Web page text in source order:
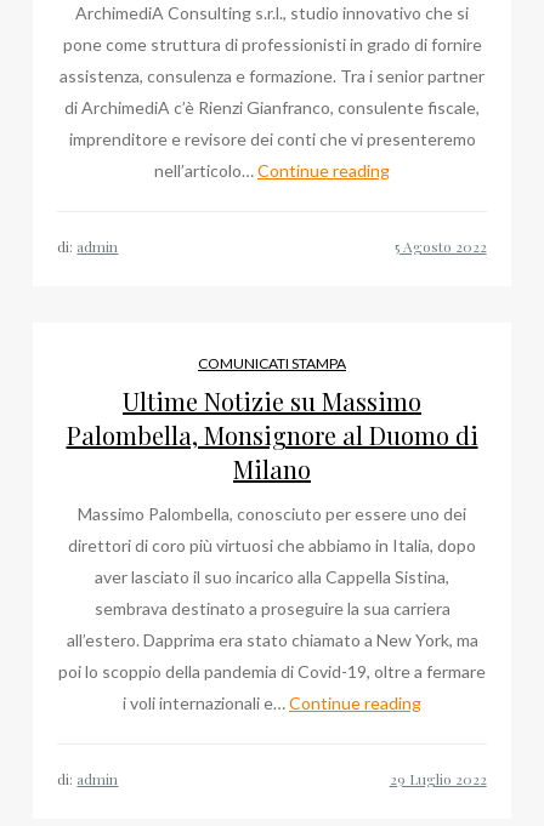
ArchimediA Consulting s.r.l., studio innovativo che si
pone come struttura di professionisti in grado di fornire
assistenza, consulenza e formazione. Tra i senior partner
di ArchimediA c’è Rienzi Gianfranco, consulente fiscale,
imprenditore e revisore dei conti che vi presenteremo
nell’articolo…Continue readingComunicato
di: admin
COMUNICATI STAMPA
Ultime Notizie su Massimo
Palombella, Monsignore al Duomo di
Milano
Massimo Palombella, conosciuto per essere uno dei
direttori di coro più virtuosi che abbiamo in Italia, dopo
aver lasciato il suo incarico alla Cappella Sistina,
sembrava destinato a proseguire la sua carriera
all’estero. Dapprima era stato chiamato a New York, ma
poi lo scoppio della pandemia di Covid-19, oltre a fermare
i voli internazionali e…Continue readingUltime
di: admin